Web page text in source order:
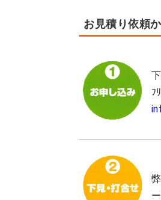
お見積り依頼
ﾌ